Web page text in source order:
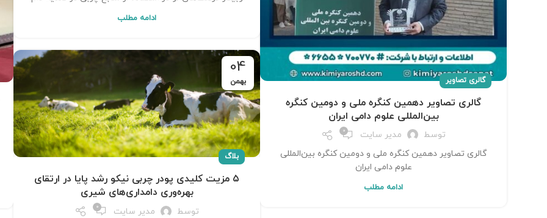
گالری تصاویر
گالری تصاویر دهمین کنگره ملی و دومین کنگره
بین‌المللی علوم دامی ایران
توسط مدیر سایت 0
گالری تصاویر دهمین کنگره ملی و دومین کنگره بین‌المللی
علوم دامی ایران
ادامه مطلب
ادامه مطلب
04
بهمن
بلاگ
۵ مزیت کلیدی پودر چربی نیکو رشد پایا در ارتقای
بهره‌وری دامداری‌های شیری
توسط مدیر سایت 0